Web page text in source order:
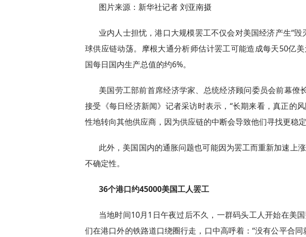
图片来源：新华社记者 刘亚南摄
业内人士担忧，港口大规模罢工不仅会对美国经济产生“毁
球供应链动荡。摩根大通分析师估计罢工可能造成每天50亿
国每日国内生产总值的约6%。
美国劳工部前首席经济学家、总统经济顾问委员会前幕僚
接受《每日经济新闻》记者采访时表示，“长期来看，真正的
性地转向其他供应商，因为供应链的中断会导致他们寻找更稳
此外，美国国内的通胀问题也可能因为罢工而重新加速上
不确定性。
36个港口约45000美国工人罢工
当地时间10月1日午夜过后不久，一群码头工人开始在美
们在港口外的铁路道口绕圈行走，口中高呼着：“没有公平合